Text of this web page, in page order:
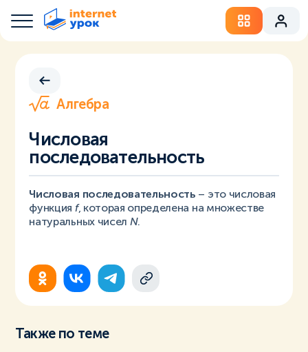
Алгебра
Числовая
последовательность
Числовая последовательность – это числовая
функция f, которая определена на множестве
натуральных чисел N.
Также по теме